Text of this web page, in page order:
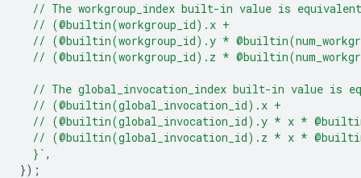
// The workgroup_index built-in value is
  // (@builtin(workgroup_id).x +
// (@builtin(workgroup_id).y *
// (@builtin(workgroup_id).z *
// The global_invocation_index built-in value is
  // (@builtin(global_invocation_id).x +
// (@builtin(global_invocation_id).y * x *
// (@builtin(global_invocation_id).z * x *
  }`
,
});